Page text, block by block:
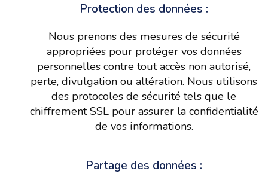
Protection des données :
Nous prenons des mesures de sécurité
appropriées pour protéger vos données
personnelles contre tout accès non autorisé,
perte, divulgation ou altération. Nous utilisons
des protocoles de sécurité tels que le
chiffrement SSL pour assurer la confidentialité
de vos informations.
Partage des données :